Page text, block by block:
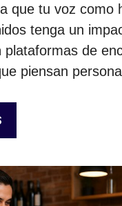
que tu voz como
tenga un
plataformas de
piensan